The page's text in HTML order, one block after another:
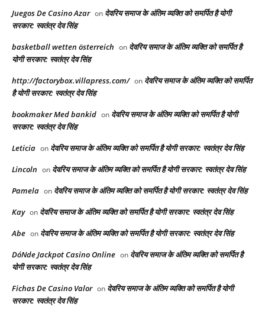
Juegos De Casino Azar on देवरिय समाज के अंतिम व्यक्ति को समर्पित है योगी
सरकार: स्वतंत्र देव सिंह
basketball wetten österreich on देवरिय समाज के अंतिम व्यक्ति को समर्पित है
योगी सरकार: स्वतंत्र देव सिंह
http://factorybox.villapress.com/ on देवरिय समाज के अंतिम व्यक्ति को समर्पित
है योगी सरकार: स्वतंत्र देव सिंह
bookmaker Med bankid on देवरिय समाज के अंतिम व्यक्ति को समर्पित है योगी
सरकार: स्वतंत्र देव सिंह
Leticia on देवरिय समाज के अंतिम व्यक्ति को समर्पित है योगी सरकार: स्वतंत्र देव सिंह
Lincoln on देवरिय समाज के अंतिम व्यक्ति को समर्पित है योगी सरकार: स्वतंत्र देव सिंह
Pamela on देवरिय समाज के अंतिम व्यक्ति को समर्पित है योगी सरकार: स्वतंत्र देव सिंह
Kay on देवरिय समाज के अंतिम व्यक्ति को समर्पित है योगी सरकार: स्वतंत्र देव सिंह
Abe on देवरिय समाज के अंतिम व्यक्ति को समर्पित है योगी सरकार: स्वतंत्र देव सिंह
DóNde Jackpot Casino Online on देवरिय समाज के अंतिम व्यक्ति को समर्पित है
योगी सरकार: स्वतंत्र देव सिंह
Fichas De Casino Valor on देवरिय समाज के अंतिम व्यक्ति को समर्पित है योगी
सरकार: स्वतंत्र देव सिंह